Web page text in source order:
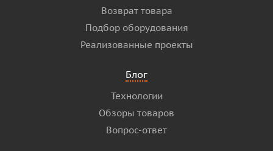
Возврат товара
Подбор оборудования
Реализованные проекты
Блог
Технологии
Обзоры товаров
Вопрос-ответ